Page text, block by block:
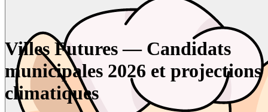
Villes Futures — Candidats
municipales 2026 et projections
climatiques